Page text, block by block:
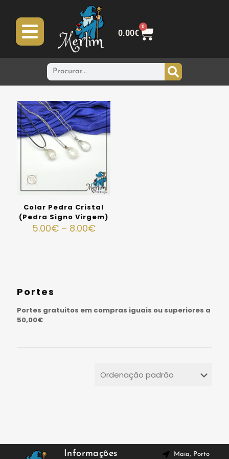
0.00€
0
Colar Pedra Cristal
(Pedra Signo Virgem)
5.00€ – 8.00€
Portes
Portes gratuitos em compras iguais ou superiores a
50,00€
Informações Maia, Porto